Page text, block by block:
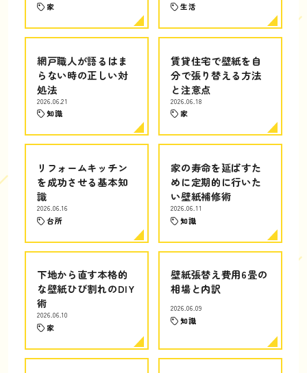
家 生活
網戸職人が語るはま
らない時の正しい対
処法
2026.06.21
知識
賃貸住宅で壁紙を自
分で張り替える方法
と注意点
2026.06.18
家
リフォームキッチン
を成功させる基本知
識
2026.06.16
台所
家の寿命を延ばすた
めに定期的に行いた
い壁紙補修術
2026.06.11
知識
下地から直す本格的
な壁紙ひび割れのDIY
術
2026.06.10
家
壁紙張替え費用6畳の
相場と内訳
2026.06.09
知識